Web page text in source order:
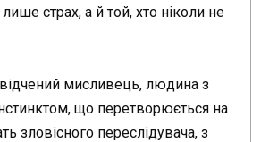
страх, а й той, хто ніколи не
мисливець, людина з
що перетворюється на
зловісного переслідувача, з